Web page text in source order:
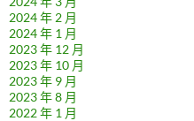
2024 年 2 月
2024 年 1 月
2023 年 12 月
2023 年 10 月
2023 年 9 月
2023 年 8 月
2022 年 1 月